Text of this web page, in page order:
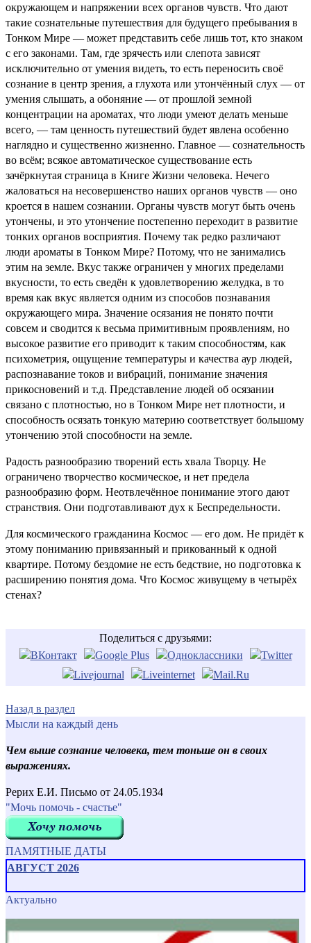
окружающем и напряжении всех органов чувств. Что дают
такие сознательные путешествия для будущего пребывания в
Тонком Мире — может представить себе лишь тот, кто знаком
с его законами. Там, где зрячесть или слепота зависят
исключительно от умения видеть, то есть переносить своё
сознание в центр зрения, а глухота или утончённый слух — от
умения слышать, а обоняние — от прошлой земной
концентрации на ароматах, что люди умеют делать меньше
всего, — там ценность путешествий будет явлена особенно
наглядно и существенно жизненно. Главное — сознательность
во всём; всякое автоматическое существование есть
зачёркнутая страница в Книге Жизни человека. Нечего
жаловаться на несовершенство наших органов чувств — оно
кроется в нашем сознании. Органы чувств могут быть очень
утончены, и это утончение постепенно переходит в развитие
тонких органов восприятия. Почему так редко различают
люди ароматы в Тонком Мире? Потому, что не занимались
этим на земле. Вкус также ограничен у многих пределами
вкусности, то есть сведён к удовлетворению желудка, в то
время как вкус является одним из способов познавания
окружающего мира. Значение осязания не понято почти
совсем и сводится к весьма примитивным проявлениям, но
высокое развитие его приводит к таким способностям, как
психометрия, ощущение температуры и качества аур людей,
распознавание токов и вибраций, понимание значения
прикосновений и т.д. Представление людей об осязании
связано с плотностью, но в Тонком Мире нет плотности, и
способность осязать тонкую материю соответствует большому
утончению этой способности на земле.
Радость разнообразию творений есть хвала Творцу. Не
ограничено творчество космическое, и нет предела
разнообразию форм. Неотвлечённое понимание этого дают
странствия. Они подготавливают дух к Беспредельности.
Для космического гражданина Космос — его дом. Не придёт к
этому пониманию привязанный и прикованный к одной
квартире. Потому бездомие не есть бедствие, но подготовка к
расширению понятия дома. Что Космос живущему в четырёх
стенах?
Поделиться с друзьями:
Назад в раздел
Мысли на каждый день
Чем выше сознание человека, тем тоньше он в своих
выражениях.
Рерих Е.И. Письмо от 24.05.1934
"Мочь помочь - счастье"
ПАМЯТНЫЕ ДАТЫ
АВГУСТ 2026
Актуально